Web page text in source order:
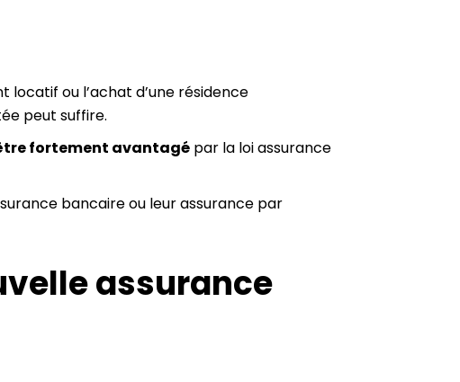
locatif ou l’achat d’une résidence
peut suffire.
fortement avantagé par la loi assurance
bancaire ou leur assurance par
assurance